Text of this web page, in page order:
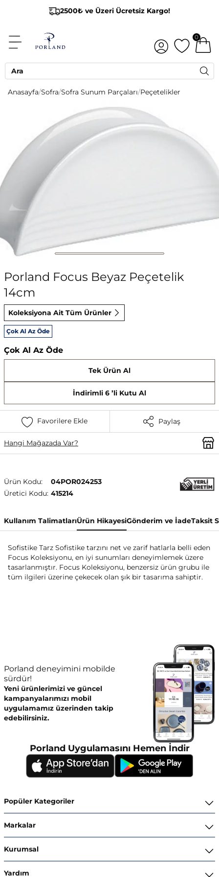
2500₺ ve Üzeri Ücretsiz Kargo!
0
Anasayfa/Sofra/Sofra Sunum Parçaları/Peçetelikler
Porland Focus Beyaz Peçetelik
14cm
Koleksiyona Ait Tüm Ürünler
Çok Al Az Öde
Çok Al Az Öde
Tek Ürün Al
İndirimli 6 ’li Kutu Al
Favorilere Ekle Paylaş
Hangi Mağazada Var?
Ürün Kodu:
04POR024253
Üretici Kodu: 415214
Kullanım TalimatlarıÜrün HikayesiGönderim ve İadeTaksit
Sofistike Tarz Sofistike tarzını net ve zarif hatlarla belli eden
Focus Koleksiyonu, en iyi sunumları deneyimlemek üzere
tasarlanmıştır. Focus Koleksiyonu, benzersiz ürün grubu ile
tüm ilgileri üzerine çekecek olan şık bir tasarıma sahiptir.
Porland deneyimini mobilde
sürdür!
Yeni ürünlerimizi ve güncel
kampanyalarımızı mobil
uygulamamız üzerinden takip
edebilirsiniz.
Porland Uygulamasını Hemen İndir
Popüler Kategoriler
Kahvaltı ve İkram Takımları
Kahve ve Çay Gereçleri
Markalar
Superior Bone Porcelain
Kurumsal
Yardım